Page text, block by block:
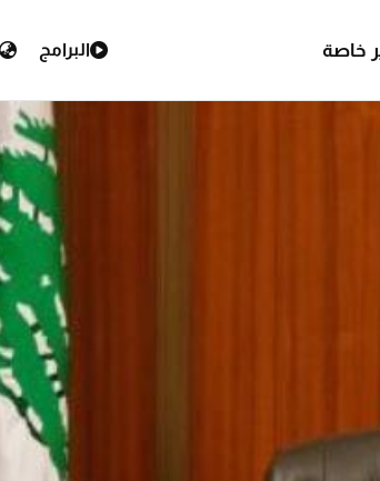
خاصة البرامج